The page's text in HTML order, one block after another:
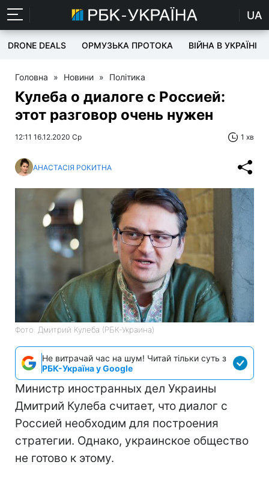
UA
DRONE DEALS ОРМУЗЬКА ПРОТОКА ВІЙНА В УКРАЇНІ
Головна » Новини » Політика
Кулеба о диалоге с Россией:
этот разговор очень нужен
12:11 16.12.2020 Ср 1 хв
АНАСТАСІЯ РОКИТНА
Фото: Дмитрий Кулеба (РБК-Украина)
Не витрачай час на шум! Читай тільки суть з
РБК-Україна у Google
Министр иностранных дел Украины
Дмитрий Кулеба считает, что диалог с
Россией необходим для построения
стратегии. Однако, украинское общество
не готово к этому.